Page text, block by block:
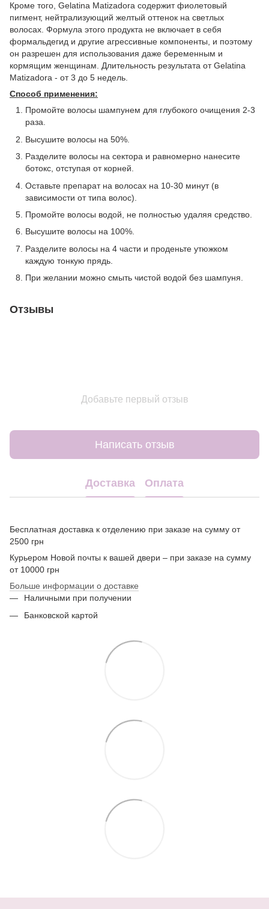
Кроме того, Gelatina Matizadora содержит фиолетовый
пигмент, нейтрализующий желтый оттенок на светлых
волосах. Формула этого продукта не включает в себя
формальдегид и другие агрессивные компоненты, и поэтому
он разрешен для использования даже беременным и
кормящим женщинам. Длительность результата от Gelatina
Matizadora - от 3 до 5 недель.
Способ применения:
Промойте волосы шампунем для глубокого очищения 2-3
раза.
Высушите волосы на 50%.
Разделите волосы на сектора и равномерно нанесите
ботокс, отступая от корней.
Оставьте препарат на волосах на 10-30 минут (в
зависимости от типа волос).
Промойте волосы водой, не полностью удаляя средство.
Высушите волосы на 100%.
Разделите волосы на 4 части и проденьте утюжком
каждую тонкую прядь.
При желании можно смыть чистой водой без шампуня.
Отзывы
Добавьте первый отзыв
Написать отзыв
Доставка Оплата
Бесплатная доставка к отделению при заказе на сумму от
2500 грн
Курьером Новой почты к вашей двери – при заказе на сумму
от 10000 грн
Больше информации о доставке
Наличными при получении
Банковской картой